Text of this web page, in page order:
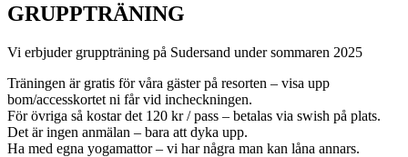
GRUPPTRÄNING
Vi erbjuder gruppträning på Sudersand under sommaren 2025
Träningen är gratis för våra gäster på resorten – visa upp
bom/accesskortet ni får vid incheckningen.
För övriga så kostar det 120 kr / pass – betalas via swish på plats.
Det är ingen anmälan – bara att dyka upp.
Ha med egna yogamattor – vi har några man kan låna annars.